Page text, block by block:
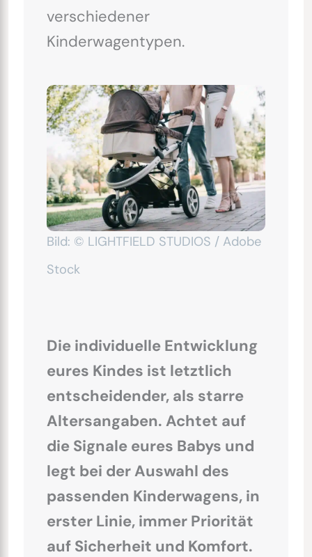
verschiedener
Kinderwagentypen.
Bild: © LIGHTFIELD STUDIOS / Adobe
Stock
Die individuelle Entwicklung
eures Kindes ist letztlich
entscheidender, als starre
Altersangaben. Achtet auf
die Signale eures Babys und
legt bei der Auswahl des
passenden Kinderwagens, in
erster Linie, immer Priorität
auf Sicherheit und Komfort.